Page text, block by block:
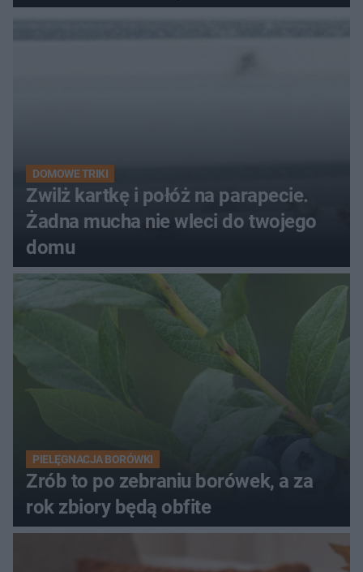
DOMOWE TRIKI
Zwilż kartkę i połóż na parapecie.
Żadna mucha nie wleci do twojego
domu
PIELĘGNACJA BORÓWKI
Zrób to po zebraniu borówek, a za
rok zbiory będą obfite